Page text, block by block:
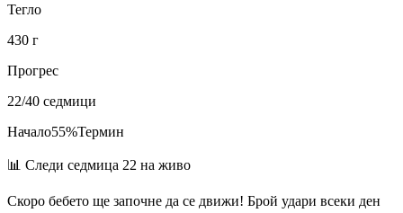
Тегло
430 г
Прогрес
22/40 седмици
Начало55%Термин
📊 Следи седмица 22 на живо
Скоро бебето ще започне да се движи! Брой удари всеки ден